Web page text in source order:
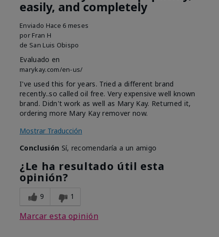
easily, and completely
Enviado Hace 6 meses
por Fran H
de San Luis Obispo
Evaluado en
marykay.com/en-us/
I've used this for years. Tried a different brand
recently..so called oil free. Very expensive well known
brand. Didn't work as well as Mary Kay. Returned it,
ordering more Mary Kay remover now.
Mostrar Traducción
Conclusión Sí, recomendaría a un amigo
¿Le ha resultado útil esta
opinión?
9 1
Marcar esta opinión